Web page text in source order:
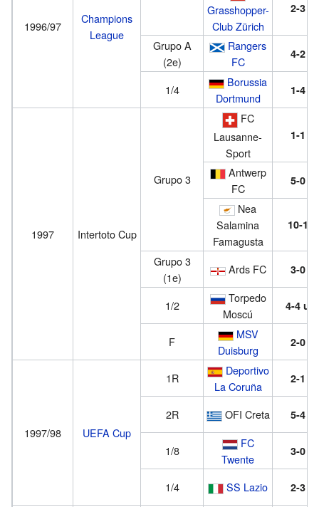
1996/97
Champions
League
Grasshopper-
Club Zürich
2-3
Grupo A
(2e)
Rangers
FC
4-2
1/4
Borussia
Dortmund
1-4
1997 Intertoto Cup
Grupo 3
FC
Lausanne-
Sport
1-1
Antwerp
FC
5-0
Nea
Salamina
Famagusta
10-1
Grupo 3
(1e)
Ards FC 3-0
1/2
Torpedo
Moscú
4-4 u
F
MSV
Duisburg
2-0
1997/98 UEFA Cup
1R
Deportivo
La Coruña
2-1
2R OFI Creta 5-4
1/8
FC
Twente
3-0
1/4 SS Lazio 2-3